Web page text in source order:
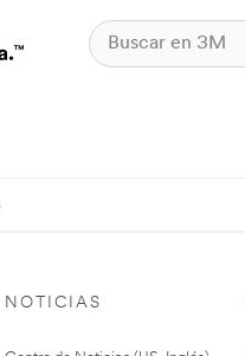
NOTICIAS